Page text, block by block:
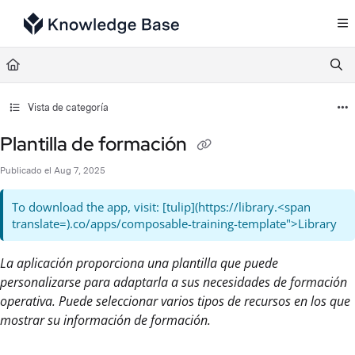
Documentation Index
Fetch the complete documentation index at:
Use this file to discover all available pages before exploring further.
Vista de categoría
Plantilla de formación
Publicado el Aug 7, 2025
To download the app, visit: [tulip](https://library.<span
translate=).co/apps/composable-training-template">Library
La aplicación proporciona una plantilla que puede
personalizarse para adaptarla a sus necesidades de formación
operativa. Puede seleccionar varios tipos de recursos en los que
mostrar su información de formación.